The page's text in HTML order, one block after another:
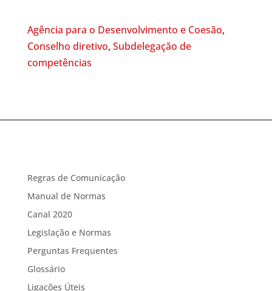
Agência para o Desenvolvimento e Coesão,
Conselho diretivo, Subdelegação de
competências
Regras de Comunicação
Manual de Normas
Canal 2020
Legislação e Normas
Perguntas Frequentes
Glossário
Ligações Úteis